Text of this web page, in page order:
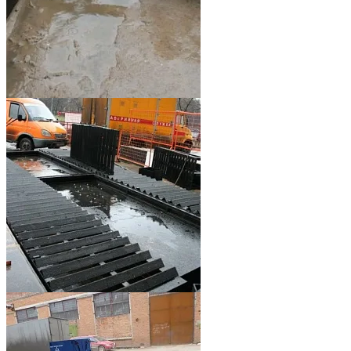
Модульные
металлические
эстакады
высокие
Модульные
металлические
эстакады
высокие